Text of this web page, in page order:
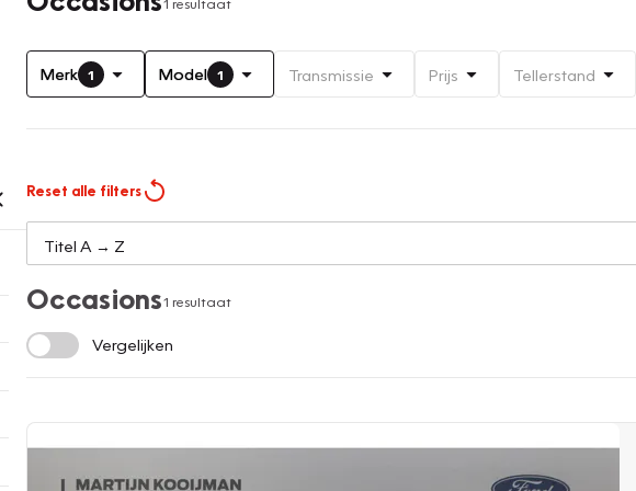
Merk 1 Model 1 Transmissie Prijs Tellerstand
Reset alle filters
Occasions1 resultaat
Vergelijken